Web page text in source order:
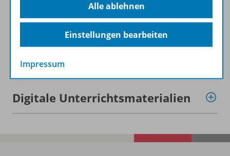
Gratis für Sie!
Planungshilfen
Digitale Unterrichtsmaterialien
Alle ablehnen
Einstellungen bearbeiten
Impressum